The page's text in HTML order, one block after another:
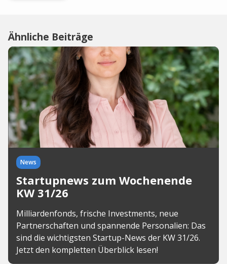
Ähnliche Beiträge
News
Startupnews zum Wochenende
KW 31/26
Milliardenfonds, frische Investments, neue
Partnerschaften und spannende Personalien: Das
sind die wichtigsten Startup-News der KW 31/26.
Jetzt den kompletten Überblick lesen!